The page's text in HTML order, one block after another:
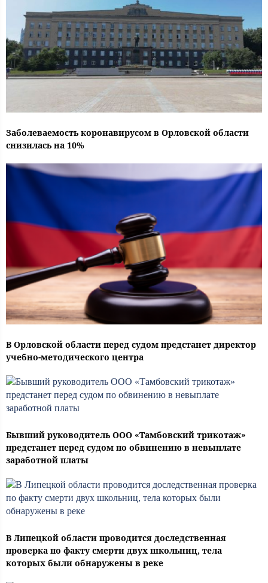
Заболеваемость коронавирусом в Орловской области
снизилась на 10%
В Орловской области перед судом предстанет директор
учебно-методического центра
Бывший руководитель ООО «Тамбовский трикотаж»
предстанет перед судом по обвинению в невыплате
заработной платы
В Липецкой области проводится доследственная
проверка по факту смерти двух школьниц, тела
которых были обнаружены в реке